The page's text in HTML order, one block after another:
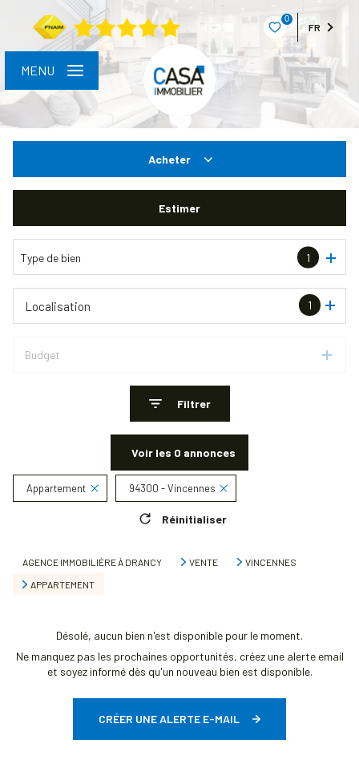
0
FR
MENU
Acheter
Estimer
Type de bien 1
1
Localisation
Budget
Filtrer
Voir les 0 annonces
Appartement 94300 - Vincennes
Réinitialiser
AGENCE IMMOBILIÈRE À DRANCY VENTE
VINCENNES
APPARTEMENT
Désolé, aucun bien n'est disponible pour le moment.
Ne manquez pas les prochaines opportunités, créez une alerte email
et soyez informé dès qu'un nouveau bien est disponible.
CRÉER UNE ALERTE E-MAIL